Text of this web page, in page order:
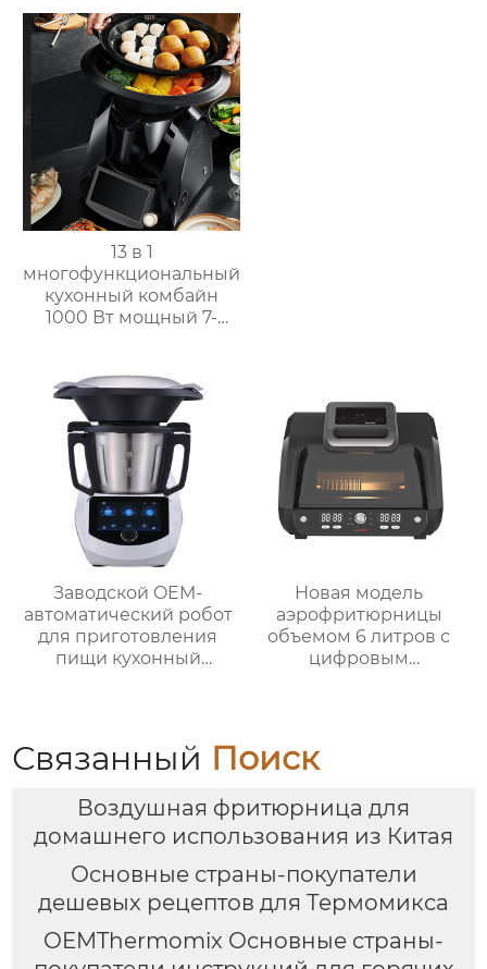
кухня Китай
высокоскоростной
супница кухонный
комбайн кухонная
техника Термомиксер
13 в 1
многофункциональный
кухонный комбайн
1000 Вт мощный 7-
многофункциональный
кухонный комбайн
Заводской OEM-
автоматический робот
для приготовления
пищи кухонный
для подключения к
кухне месье
Новая модель
аэрофритюрницы
объемом 6 литров с
цифровым
интеллектуальная
фритюрница
Хрустящий Готовит
Связанный Поиск
Воздушная фритюрница для
домашнего использования из Китая
Основные страны-покупатели
дешевых рецептов для Термомикса
OEMThermomix Основные страны-